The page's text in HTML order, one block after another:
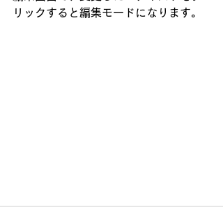
リックすると編集モードになります。